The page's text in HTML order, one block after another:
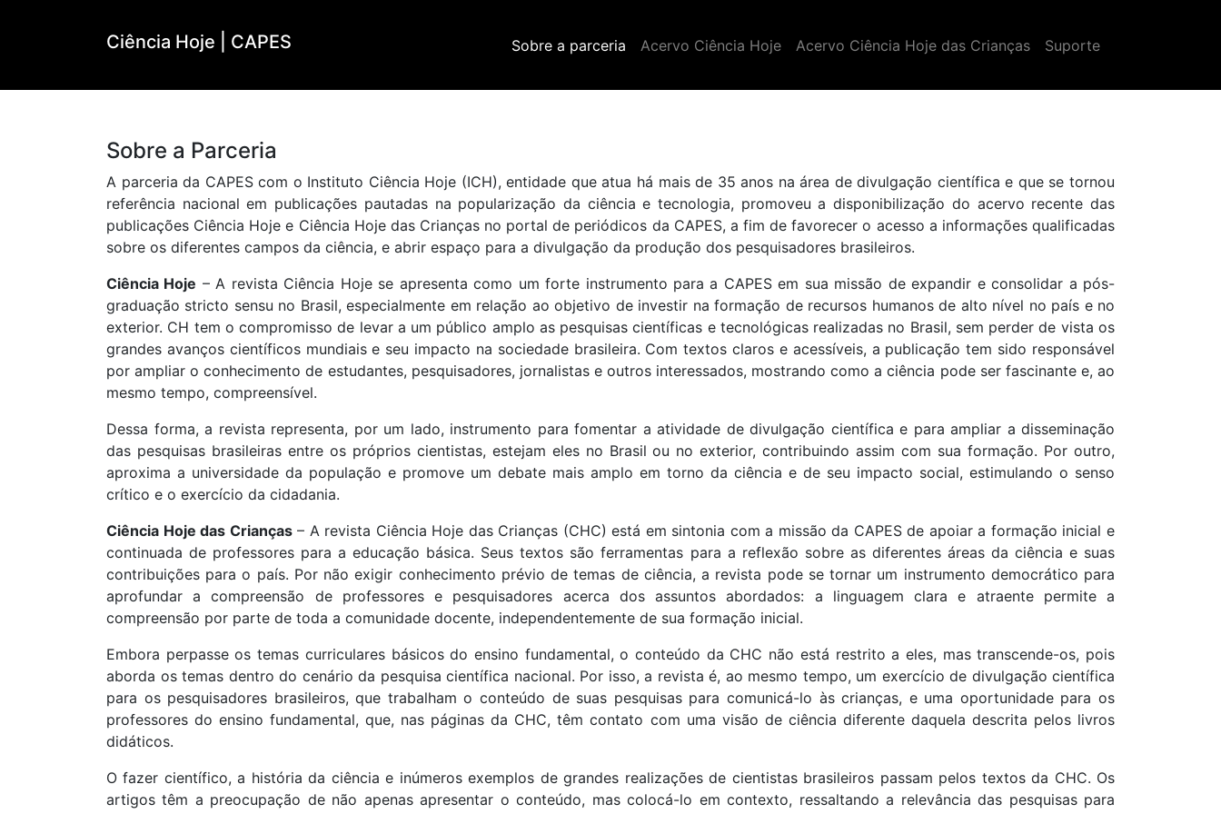
Ciência Hoje | CAPES Sobre a parceria Acervo Ciência Hoje Acervo Ciência Hoje das Crianças Suporte
Sobre a Parceria
A parceria da CAPES com o Instituto Ciência Hoje (ICH), entidade que atua há mais de 35 anos na área de divulgação científica e que se tornou
referência nacional em publicações pautadas na popularização da ciência e tecnologia, promoveu a disponibilização do acervo recente das
publicações Ciência Hoje e Ciência Hoje das Crianças no portal de periódicos da CAPES, a fim de favorecer o acesso a informações qualificadas
sobre os diferentes campos da ciência, e abrir espaço para a divulgação da produção dos pesquisadores brasileiros.
Ciência Hoje – A revista Ciência Hoje se apresenta como um forte instrumento para a CAPES em sua missão de expandir e consolidar a pós-
graduação stricto sensu no Brasil, especialmente em relação ao objetivo de investir na formação de recursos humanos de alto nível no país e no
exterior. CH tem o compromisso de levar a um público amplo as pesquisas científicas e tecnológicas realizadas no Brasil, sem perder de vista os
grandes avanços científicos mundiais e seu impacto na sociedade brasileira. Com textos claros e acessíveis, a publicação tem sido responsável
por ampliar o conhecimento de estudantes, pesquisadores, jornalistas e outros interessados, mostrando como a ciência pode ser fascinante e, ao
mesmo tempo, compreensível.
Dessa forma, a revista representa, por um lado, instrumento para fomentar a atividade de divulgação científica e para ampliar a disseminação
das pesquisas brasileiras entre os próprios cientistas, estejam eles no Brasil ou no exterior, contribuindo assim com sua formação. Por outro,
aproxima a universidade da população e promove um debate mais amplo em torno da ciência e de seu impacto social, estimulando o senso
crítico e o exercício da cidadania.
Ciência Hoje das Crianças– A revista Ciência Hoje das Crianças (CHC) está em sintonia com a missão da CAPES de apoiar a formação inicial e
continuada de professores para a educação básica. Seus textos são ferramentas para a reflexão sobre as diferentes áreas da ciência e suas
contribuições para o país. Por não exigir conhecimento prévio de temas de ciência, a revista pode se tornar um instrumento democrático para
aprofundar a compreensão de professores e pesquisadores acerca dos assuntos abordados: a linguagem clara e atraente permite a
compreensão por parte de toda a comunidade docente, independentemente de sua formação inicial.
Embora perpasse os temas curriculares básicos do ensino fundamental, o conteúdo da CHC não está restrito a eles, mas transcende-os, pois
aborda os temas dentro do cenário da pesquisa científica nacional. Por isso, a revista é, ao mesmo tempo, um exercício de divulgação científica
para os pesquisadores brasileiros, que trabalham o conteúdo de suas pesquisas para comunicá-lo às crianças, e uma oportunidade para os
professores do ensino fundamental, que, nas páginas da CHC, têm contato com uma visão de ciência diferente daquela descrita pelos livros
didáticos.
O fazer científico, a história da ciência e inúmeros exemplos de grandes realizações de cientistas brasileiros passam pelos textos da CHC. Os
artigos têm a preocupação de não apenas apresentar o conteúdo, mas colocá-lo em contexto, ressaltando a relevância das pesquisas para